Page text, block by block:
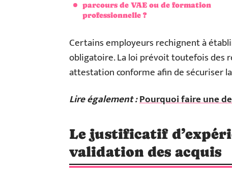
parcours de VAE ou de formation
professionnelle ?
Certains employeurs rechignent à
obligatoire. La loi prévoit toutefois des
attestation conforme afin de sécuriser
Lire également :Pourquoi faire une
Le justificatif
validation des acquis